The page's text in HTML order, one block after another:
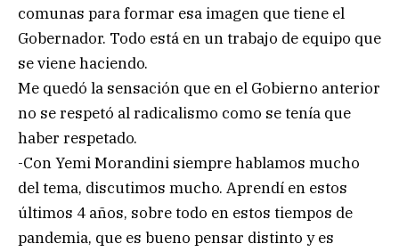
comunas para formar esa imagen que tiene el
Gobernador. Todo está en un trabajo de equipo que
se viene haciendo.
Me quedó la sensación que en el Gobierno anterior
no se respetó al radicalismo como se tenía que
haber respetado.
-Con Yemi Morandini siempre hablamos mucho
del tema, discutimos mucho. Aprendí en estos
últimos 4 años, sobre todo en estos tiempos de
pandemia, que es bueno pensar distinto y es